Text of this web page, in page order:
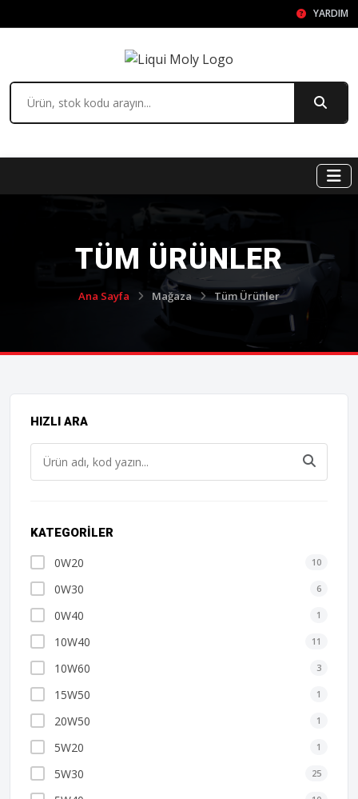
YARDIM
TÜM ÜRÜNLER
Ana Sayfa Mağaza Tüm Ürünler
HIZLI ARA
KATEGORILER
0W20 10
0W30 6
0W40 1
10W40 11
10W60 3
15W50 1
20W50 1
5W20 1
5W30 25